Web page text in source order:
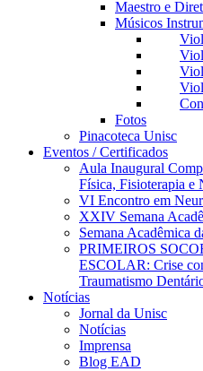
Maestro e
Músicos
Fotos
Pinacoteca Unisc
Eventos / Certificados
Aula Inaugural
Física, Fisioterapia e
VI Encontro em
XXIV Semana
Semana Acadêmica
PRIMEIROS
ESCOLAR: Crise
Traumatismo
Notícias
Jornal da Unisc
Notícias
Imprensa
Blog EAD